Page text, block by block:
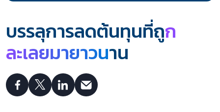
บรรลุการลดต้นทุนที่ถูก
ละเลยมายาวนาน